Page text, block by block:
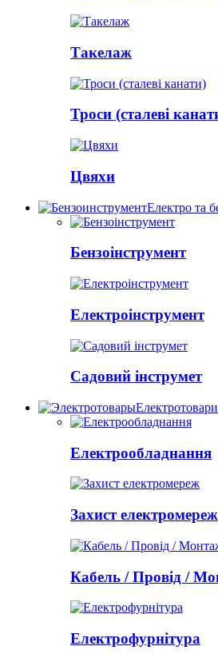
Такелаж
Троси (сталеві
Цвяхи
Електро та
Бензоінструмент
Електроінструмент
Садовий інструмет
Електротовари
Електрообладнання
Захист електромереж
Кабель / Провід /
Електрофурнітура